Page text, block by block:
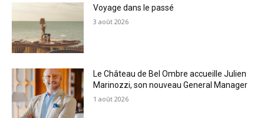
Voyage dans le passé
3 août 2026
Le Château de Bel Ombre accueille Julien
Marinozzi, son nouveau General Manager
1 août 2026